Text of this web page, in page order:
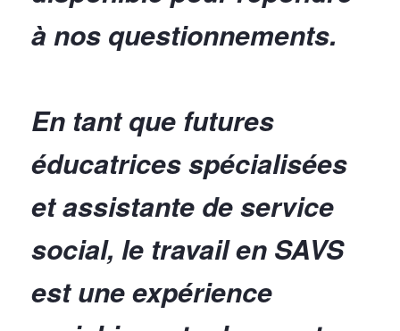
à nos questionnements.
En tant que futures
éducatrices spécialisées
et assistante de service
social, le travail en SAVS
est une expérience